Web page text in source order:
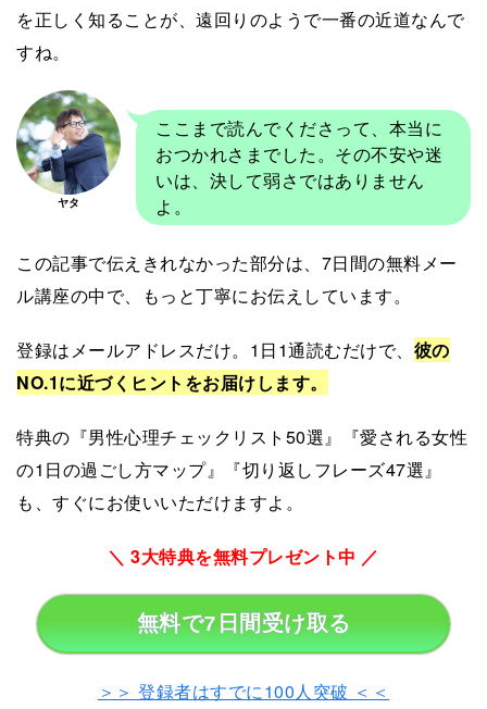
を正しく知ることが、遠回りのようで一番の近道なんで
すね。
ヤタ
ここまで読んでくださって、本当に
おつかれさまでした。その不安や迷
いは、決して弱さではありません
よ。
この記事で伝えきれなかった部分は、7日間の無料メー
ル講座の中で、もっと丁寧にお伝えしています。
登録はメールアドレスだけ。1日1通読むだけで、 彼の
NO.1に近づくヒントをお届けします。
特典の『男性心理チェックリスト50選』『愛される女性
の1日の過ごし方マップ』『切り返しフレーズ47選』
も、すぐにお使いいただけますよ。
＼ 3大特典を無料プレゼント中 ／
無料で7日間受け取る
＞＞ 登録者はすでに100人突破 ＜＜